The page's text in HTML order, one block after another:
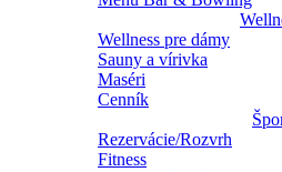
Wellness pre dámy
Sauny a vírivka
Maséri
Cenník
Rezervácie/Rozvrh
Fitness